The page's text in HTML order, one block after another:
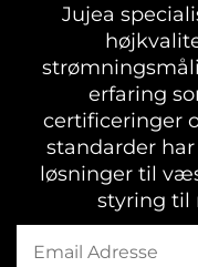
Jujea
erfaring
certificeringer
standarder
løsninger til
styring til